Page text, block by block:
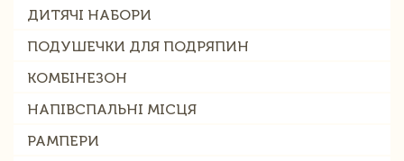
ДИТЯЧІ НАБОРИ
ПОДУШЕЧКИ ДЛЯ ПОДРЯПИН
КОМБІНЕЗОН
НАПІВСПАЛЬНІ МІСЦЯ
РАМПЕРИ